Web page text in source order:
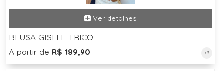
BLUSA GISELE TRICO
A partir de R$ 189,90 +3